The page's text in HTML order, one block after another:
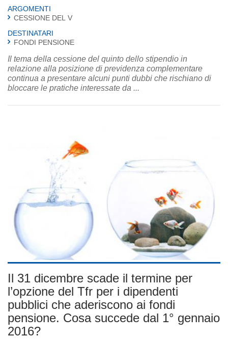
ARGOMENTI
CESSIONE DEL V
DESTINATARI
FONDI PENSIONE
Il tema della cessione del quinto dello stipendio in
relazione alla posizione di previdenza complementare
continua a presentare alcuni punti dubbi che rischiano di
bloccare le pratiche interessate da ...
Il 31 dicembre scade il termine per
l’opzione del Tfr per i dipendenti
pubblici che aderiscono ai fondi
pensione. Cosa succede dal 1° gennaio
2016?